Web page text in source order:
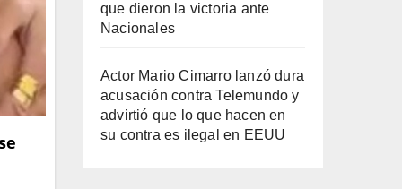
que dieron la victoria ante
Nacionales
Actor Mario Cimarro lanzó dura
acusación contra Telemundo y
advirtió que lo que hacen en
su contra es ilegal en EEUU